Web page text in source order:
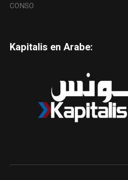
CONSO
Kapitalis en Arabe: